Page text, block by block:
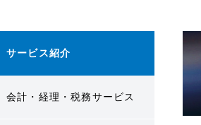
サービス紹介
会計・経理・税務サービス